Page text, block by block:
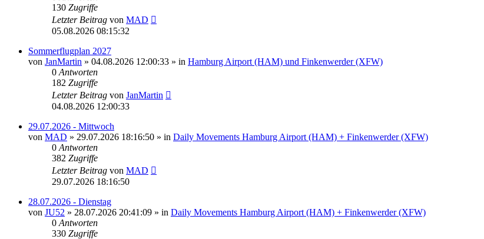
130 Zugriffe
Letzter Beitrag von MAD
05.08.2026 08:15:32
Sommerflugplan 2027
von JanMartin » 04.08.2026 12:00:33 » in Hamburg Airport (HAM) und Finkenwerder (XFW)
0 Antworten
182 Zugriffe
Letzter Beitrag von JanMartin
04.08.2026 12:00:33
29.07.2026 - Mittwoch
von MAD » 29.07.2026 18:16:50 » in Daily Movements Hamburg Airport (HAM) + Finkenwerder (XFW)
0 Antworten
382 Zugriffe
Letzter Beitrag von MAD
29.07.2026 18:16:50
28.07.2026 - Dienstag
von JU52 » 28.07.2026 20:41:09 » in Daily Movements Hamburg Airport (HAM) + Finkenwerder (XFW)
0 Antworten
330 Zugriffe